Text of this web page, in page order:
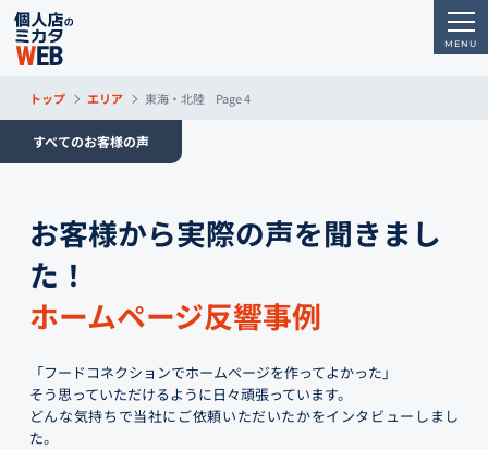
トップ エリア 東海・北陸 Page 4
すべてのお客様の声
お客様から実際の声を聞きまし
た！
ホームページ反響事例
「フードコネクションでホームページを作ってよかった」
そう思っていただけるように日々頑張っています。
どんな気持ちで当社にご依頼いただいたかをインタビューしまし
た。